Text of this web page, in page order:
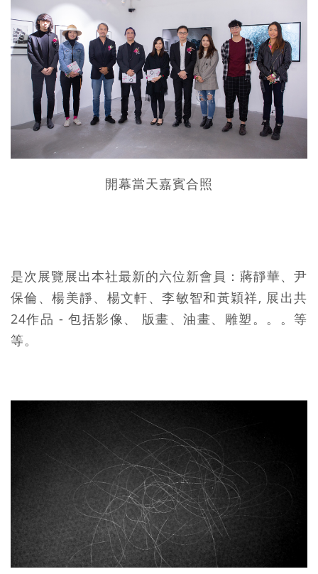
開幕當天嘉賓合照
是次展覽展出本社最新的六位新會員：蔣靜華、尹
保倫、楊美靜、楊文軒、李敏智和黃穎祥, 展出共
24作品 - 包括影像、 版畫、油畫、雕塑。。。等
等。